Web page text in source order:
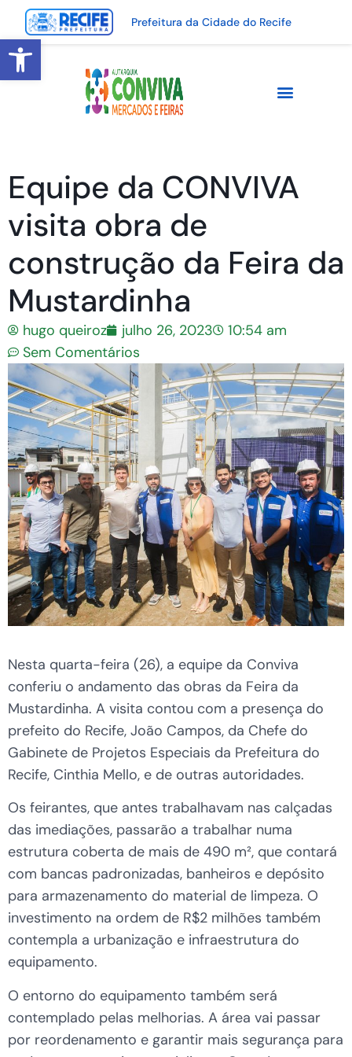
Abrir a barra de ferramentas
Prefeitura da Cidade do Recife
Equipe da CONVIVA
visita obra de
construção da Feira da
Mustardinha
hugo queiroz julho 26, 2023
10:54 am
Sem Comentários
Nesta quarta-feira (26), a equipe da Conviva
conferiu o andamento das obras da Feira da
Mustardinha. A visita contou com a presença do
prefeito do Recife, João Campos, da Chefe do
Gabinete de Projetos Especiais da Prefeitura do
Recife, Cinthia Mello, e de outras autoridades.
Os feirantes, que antes trabalhavam nas calçadas
das imediações, passarão a trabalhar numa
estrutura coberta de mais de 490 m², que contará
com bancas padronizadas, banheiros e depósito
para armazenamento do material de limpeza. O
investimento na ordem de R$2 milhões também
contempla a urbanização e infraestrutura do
equipamento.
O entorno do equipamento também será
contemplado pelas melhorias. A área vai passar
por reordenamento e garantir mais segurança para